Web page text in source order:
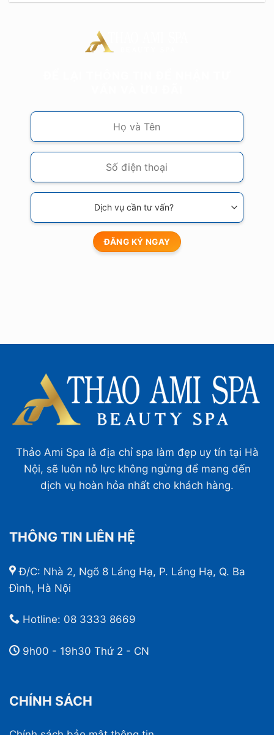
Thảo Ami Spa là địa chỉ spa làm đẹp uy tín tại Hà
Nội, sẽ luôn nỗ lực không ngừng để mang đến
dịch vụ hoàn hỏa nhất cho khách hàng.
THÔNG TIN LIÊN HỆ
Đ/C: Nhà 2, Ngõ 8 Láng Hạ, P. Láng Hạ, Q. Ba
Đình, Hà Nội
Hotline: 08 3333 8669
9h00 - 19h30 Thứ 2 - CN
CHÍNH SÁCH